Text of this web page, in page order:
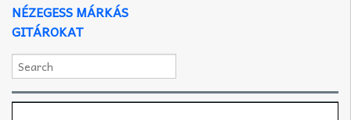
NÉZEGESS MÁRKÁS
GITÁROKAT